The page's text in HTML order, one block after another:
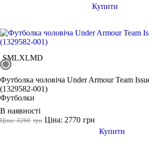
Купити
SMLXLMD
Футболка чоловіча Under Armour Team
(1329582-001)
Футболки
В наявності
грн
Ціна: 3260 грн
Ціна: 2770
Купити